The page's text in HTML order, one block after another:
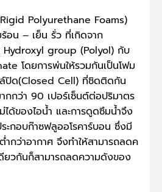
Polyurethane Foams)
อน – เย็น รั่ว ที่เกิดจาก
Hydroxyl group (Polyol) กับ
โดยการพ่นให้รวมกันเป็นโฟม
ล์ปิด(Closed Cell) ที่ชิดติดกัน
กว่า 90 เปอร์เซ็นต์ต่อปริมาตร
ได้ของไอน้ำ และการดูดซึมน้ำจึง
ะกอบก๊าซฟลูออโรคาร์บอน ซึ่งมี
กว่าอากาศ จึงทำให้สามารถลดค
ยวกันก็สามารถลดความดังของ